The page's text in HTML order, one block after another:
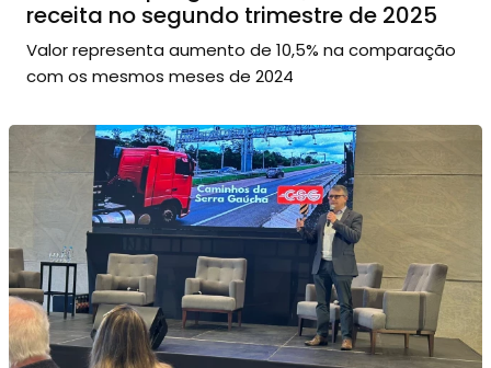
receita no segundo trimestre de 2025
Valor representa aumento de 10,5% na comparação
com os mesmos meses de 2024